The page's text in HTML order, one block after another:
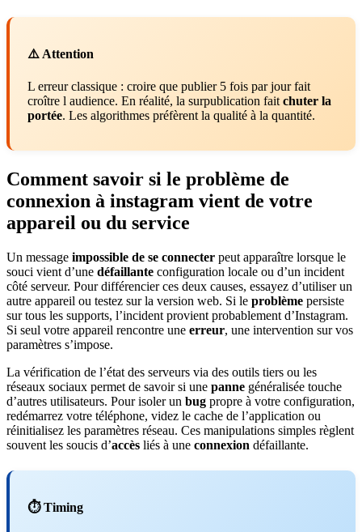
⚠️ Attention
L erreur classique : croire que publier 5 fois par jour fait
croître l audience. En réalité, la surpublication fait chuter la
portée. Les algorithmes préfèrent la qualité à la quantité.
Comment savoir si le problème de
connexion à instagram vient de votre
appareil ou du service
Un message impossible de se connecter peut apparaître lorsque le
souci vient d’une défaillante configuration locale ou d’un incident
côté serveur. Pour différencier ces deux causes, essayez d’utiliser un
autre appareil ou testez sur la version web. Si le problème persiste
sur tous les supports, l’incident provient probablement d’Instagram.
Si seul votre appareil rencontre une erreur, une intervention sur vos
paramètres s’impose.
La vérification de l’état des serveurs via des outils tiers ou les
réseaux sociaux permet de savoir si une panne généralisée touche
d’autres utilisateurs. Pour isoler un bug propre à votre configuration,
redémarrez votre téléphone, videz le cache de l’application ou
réinitialisez les paramètres réseau. Ces manipulations simples règlent
souvent les soucis d’accès liés à une connexion défaillante.
⏱️ Timing